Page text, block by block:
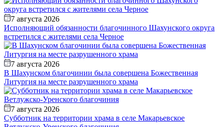
7 августа 2026
Исполняющий обязанности благочинного Шахунского округа
встретился с жителями села Черное
7 августа 2026
В Шахунском благочинии была совершена Божественная
Литургия на месте разрушенного храма
7 августа 2026
Субботник на территории храма в селе Макарьевское